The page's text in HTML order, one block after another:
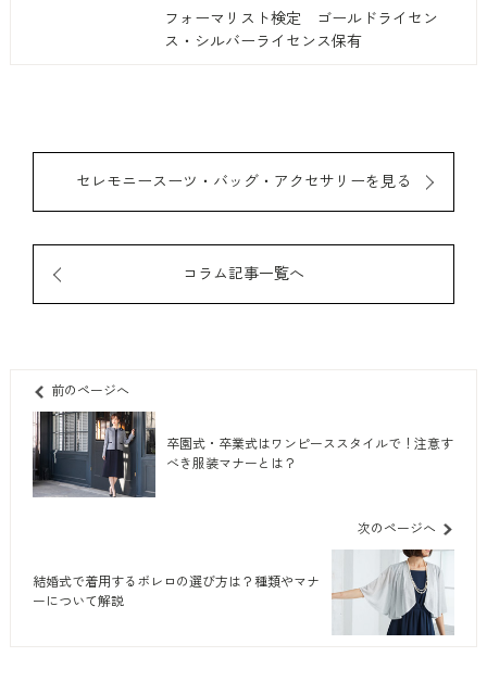
フォーマリスト検定 ゴールドライセン
ス・シルバーライセンス保有
セレモニースーツ・バッグ・アクセサリーを見る
コラム記事一覧へ
前のページへ
卒園式・卒業式はワンピーススタイルで！注意す
べき服装マナーとは？
次のページへ
結婚式で着用するボレロの選び方は？種類やマナ
ーについて解説